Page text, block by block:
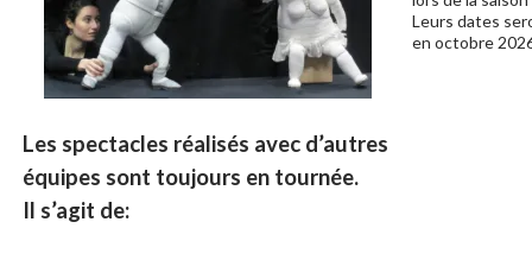
Leurs dates
en octobre
Les spectacles réalisés avec d’autres
équipes sont toujours en tournée.
Il s’agit de: